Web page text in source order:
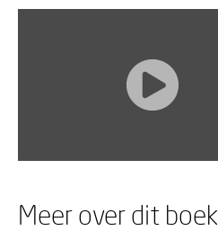
Meer over dit boek